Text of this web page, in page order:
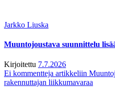
Jarkko Liuska
Muuntojoustava suunnittelu
Kirjoitettu 7.7.2026
Ei kommentteja artikkeliin
rakennuttajan liikkumavaraa